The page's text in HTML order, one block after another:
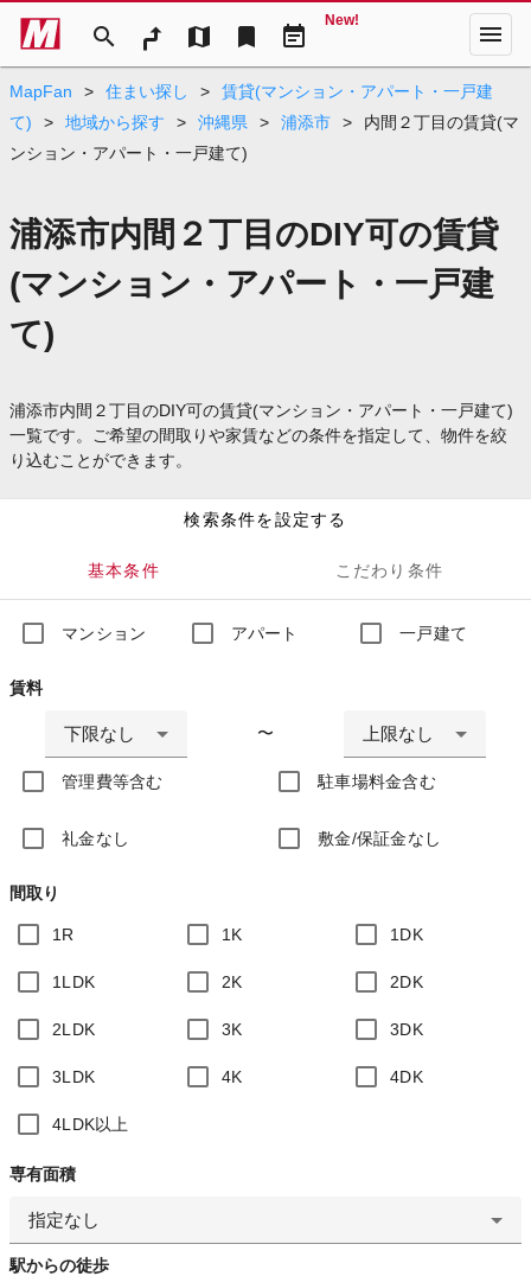
search map bookmark event_note
New! menu
MapFan > 住まい探し >
賃貸(マンション・アパート・一戸建
て)
> 地域から探す > 沖縄県 > 浦添市 >
内間２丁目の賃貸(マ
ンション・アパート・一戸建て)
浦添市内間２丁目のDIY可の賃貸
(マンション・アパート・一戸建
て)
浦添市内間２丁目のDIY可の賃貸(マンション・アパート・一戸建て)
一覧です。ご希望の間取りや家賃などの条件を指定して、物件を絞
り込むことができます。
検索条件を設定する
基本条件 こだわり条件
マンション アパート 一戸建て
賃料
下限なし 〜 上限なし
管理費等含む 駐車場料金含む
礼金なし 敷金/保証金なし
間取り
1R 1K 1DK
1LDK 2K 2DK
2LDK 3K 3DK
3LDK 4K 4DK
4LDK以上
専有面積
指定なし
駅からの徒歩